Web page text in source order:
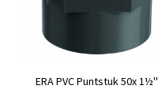
ERA PVC Puntstuk 50x 1½''